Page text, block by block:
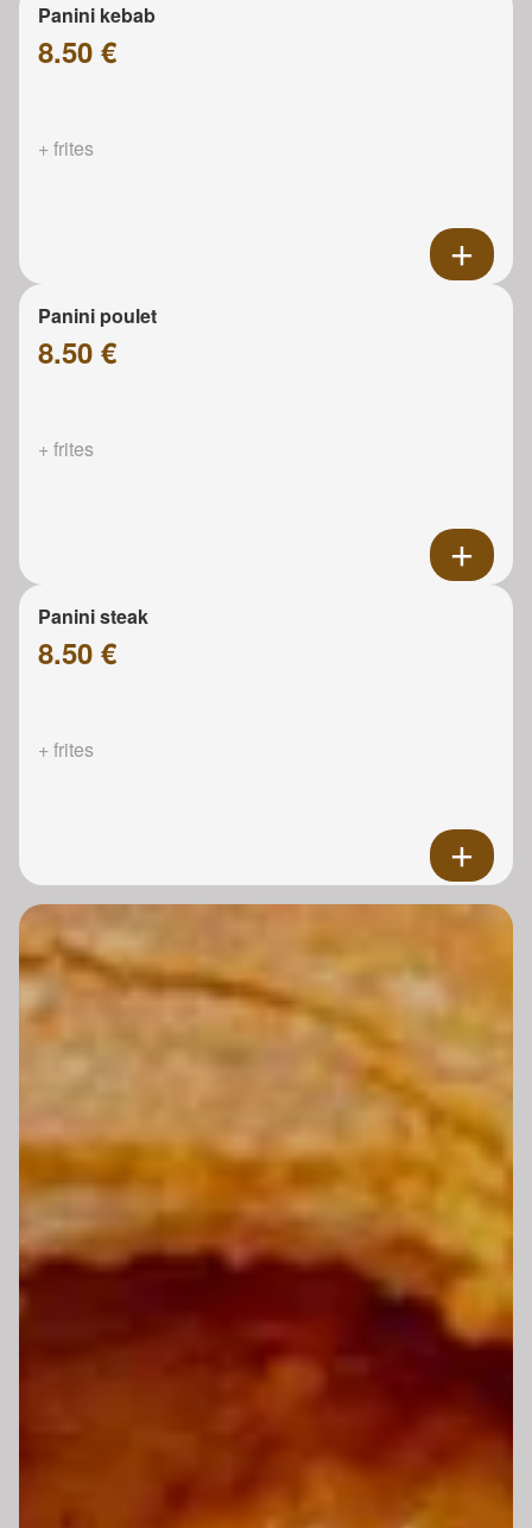
Panini kebab
8.50 €
+ frites
Panini poulet
8.50 €
+ frites
Panini steak
8.50 €
+ frites